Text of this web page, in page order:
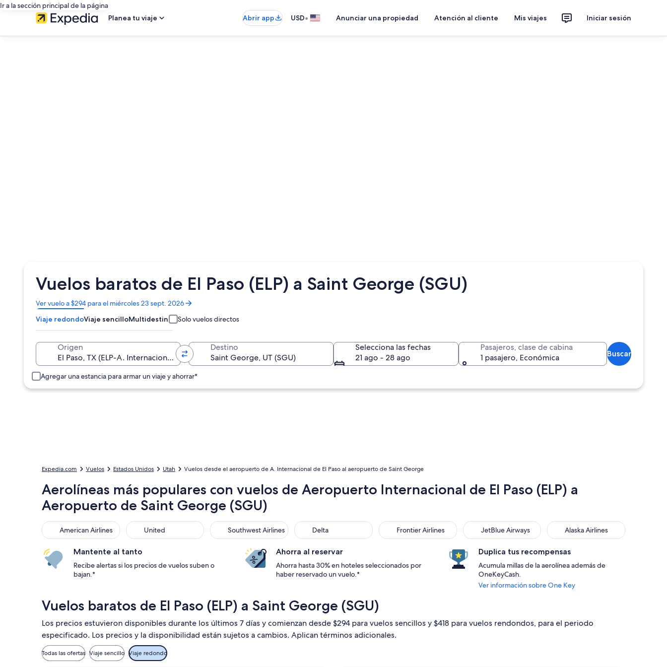
Ir a la sección principal de la página
Planea tu viaje
Abrir app USD• Anunciar una propiedad Atención al cliente Mis viajes Iniciar sesión
Vuelos baratos de El Paso (ELP) a Saint George (SGU)
Ver vuelo a $294 para el miércoles 23 sept. 2026
Se
abrirá
en
una
ventana
Viaje redondoViaje sencilloMultidestino Solo vuelos directos
Origen Destino
Selecciona las fechas
21 ago - 28 ago
Pasajeros, clase de cabina
1 pasajero, Económica
Buscar
Agregar una estancia para armar un viaje y ahorrar*
Expedia.com Vuelos Estados Unidos Utah Vuelos desde el aeropuerto de A. Internacional de El Paso al aeropuerto de Saint George
Aerolíneas más populares con vuelos de Aeropuerto Internacional de El Paso (ELP) a
Aeropuerto de Saint George (SGU)
American Airlines
American Airlines United
United Southwest Airlines
Southwest Airlines Delta
Delta Frontier Airlines
Frontier Airlines JetBlue Airways
JetBlue Airways Alaska Airlines
Alaska Airlines
Mantente al tanto
Recibe alertas si los precios de vuelos suben o
bajan.*
Ahorra al reservar
Ahorra hasta 30% en hoteles seleccionados por
haber reservado un vuelo.*
Duplica tus recompensas
Acumula millas de la aerolínea además de
OneKeyCash.
Ver información sobre One Key
Vuelos baratos de El Paso (ELP) a Saint George (SGU)
Los precios estuvieron disponibles durante los últimos 7 días y comienzan desde $294 para vuelos sencillos y $418 para vuelos rendondos, para el periodo
especificado. Los precios y la disponibilidad están sujetos a cambios. Aplican términos adicionales.
Todas las ofertas Viaje sencillo Viaje redondo